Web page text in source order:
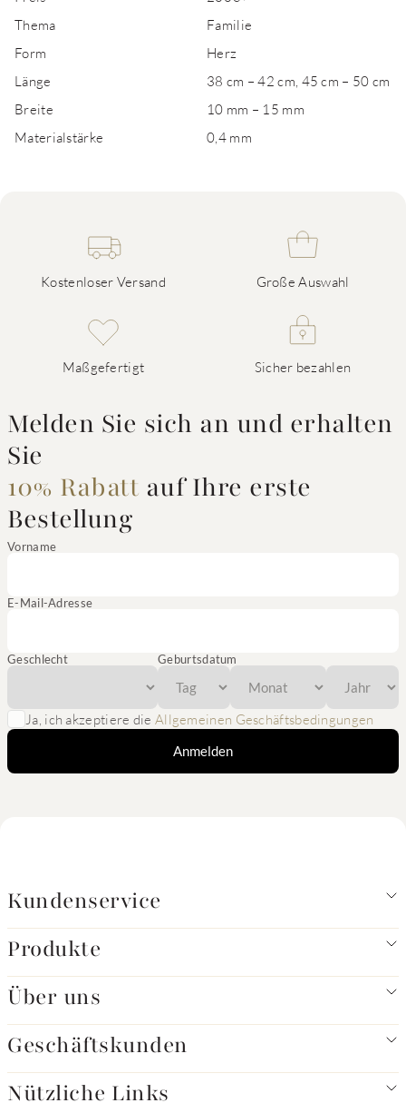
Thema
Familie
Form
Herz
Länge
38 cm – 42 cm, 45 cm – 50 cm
Breite
10 mm – 15 mm
Materialstärke
0,4 mm
Kostenloser Versand Große Auswahl
Maßgefertigt Sicher bezahlen
Melden Sie sich an und erhalten
Sie
10% Rabatt auf Ihre erste
Bestellung
Vorname
E-Mail-Adresse
Geschlecht Geburtsdatum
Ja, ich akzeptiere die Allgemeinen Geschäftsbedingungen
Anmelden
Kundenservice
Produkte
Über uns
Geschäftskunden
Nützliche Links